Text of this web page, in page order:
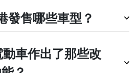
發售哪些車型？
車作出了那些改